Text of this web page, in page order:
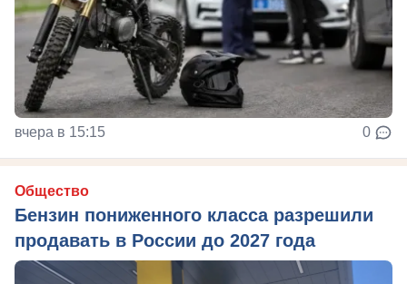
вчера в 15:15 0
Общество
Бензин пониженного класса разрешили
продавать в России до 2027 года